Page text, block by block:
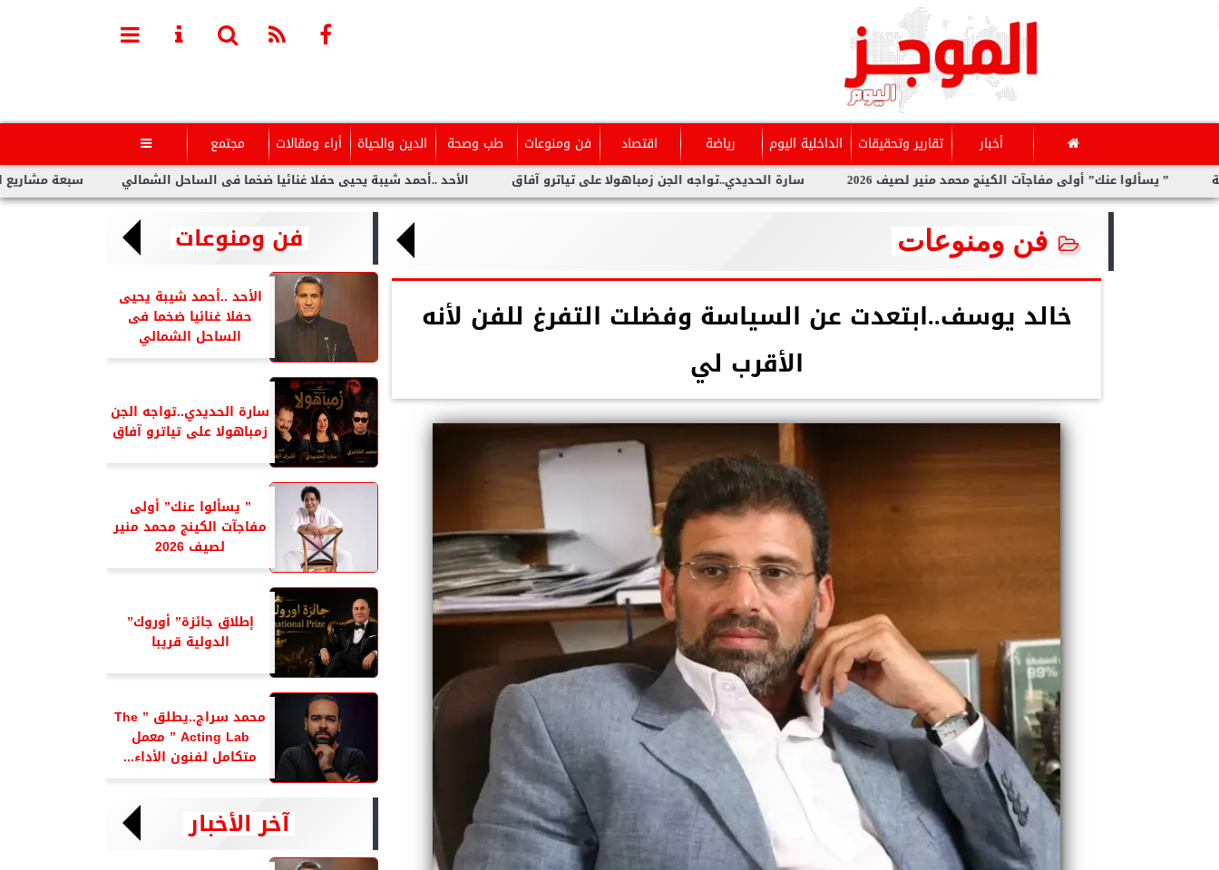
أخبار تقارير وتحقيقات الداخلية اليوم رياضة اقتصاد فن ومنوعات طب وصحة الدين والحياة أراء ومقالات مجتمع 
سبعة مشاريع لفنانين الأحد ..أحمد شيبة يحيى حفلا غنائيا ضخما فى الساحل الشمالي سارة الحديدي..تواجه الجن زمباهولا على تياترو آفاق عنك” أولى مفاجآت الكينج محمد منير لصيف 2026
فن ومنوعات
خالد يوسف..ابتعدت عن السياسة وفضلت التفرغ للفن لأنه
الأقرب لي
فن ومنوعات
الأحد ..أحمد شيبة يحيى
حفلا غنائيا ضخما فى
الساحل الشمالي
سارة الحديدي..تواجه الجن
زمباهولا على تياترو آفاق
” يسألوا عنك” أولى
مفاجآت الكينج محمد منير
لصيف 2026
إطلاق جائزة” أوروك”
الدولية قريبا
محمد سراج..يطلق ” The
Acting Lab ” معمل
متكامل لفنون الأداء...
آخر الأخبار